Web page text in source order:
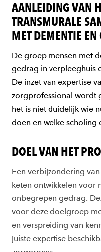
AANLEIDING VAN
TRANSMURALE
MET DEMENTIE EN
De groep mensen met
gedrag in verpleeghuis
De inzet van expertise
zorgprofessional wordt
het is niet duidelijk wie
doen en welke scholing
DOEL VAN HET
Een verbijzondering
keten ontwikkelen voor
onbegrepen gedrag.
voor deze doelgroep
en verspreiding van
juiste expertise